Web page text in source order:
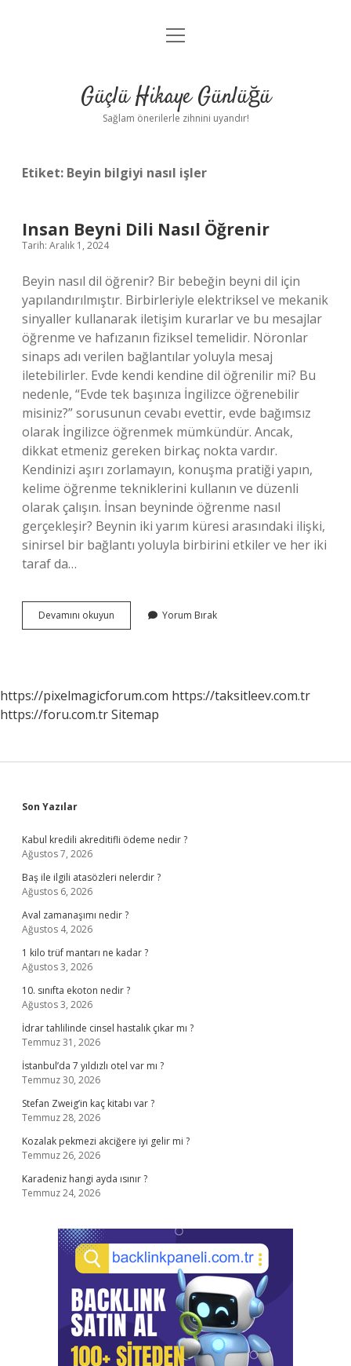
Anasayfa
Yasal Uyarı
menüyü
Güçlü Hikaye Günlüğü
Sağlam önerilerle zihnini uyandır!
Etiket: Beyin bilgiyi nasıl işler
Insan Beyni Dili Nasıl Öğrenir
Tarih: Aralık 1, 2024
Beyin nasıl dil öğrenir? Bir bebeğin beyni dil için
yapılandırılmıştır. Birbirleriyle elektriksel ve mekanik
sinyaller kullanarak iletişim kurarlar ve bu mesajlar
öğrenme ve hafızanın fiziksel temelidir. Nöronlar
sinaps adı verilen bağlantılar yoluyla mesaj
iletebilirler. Evde kendi kendine dil öğrenilir mi? Bu
nedenle, “Evde tek başınıza İngilizce öğrenebilir
misiniz?” sorusunun cevabı evettir, evde bağımsız
olarak İngilizce öğrenmek mümkündür. Ancak,
dikkat etmeniz gereken birkaç nokta vardır.
Kendinizi aşırı zorlamayın, konuşma pratiği yapın,
kelime öğrenme tekniklerini kullanın ve düzenli
olarak çalışın. İnsan beyninde öğrenme nasıl
gerçekleşir? Beynin iki yarım küresi arasındaki ilişki,
sinirsel bir bağlantı yoluyla birbirini etkiler ve her iki
taraf da…
Devamını okuyun
Beyni
Yorum Bırak
https://pixelmagicforum.com https://taksitleev.com.tr
https://foru.com.trSitemap
Sidebar
Son Yazılar
Kabul kredili akreditifli ödeme nedir ?
Ağustos 7, 2026
Baş ile ilgili atasözleri nelerdir ?
Ağustos 6, 2026
Aval zamanaşımı nedir ?
Ağustos 4, 2026
1 kilo trüf mantarı ne kadar ?
Ağustos 3, 2026
10. sınıfta ekoton nedir ?
Ağustos 3, 2026
İdrar tahlilinde cinsel hastalık çıkar mı ?
Temmuz 31, 2026
İstanbul’da 7 yıldızlı otel var mı ?
Temmuz 30, 2026
Stefan Zweig’in kaç kitabı var ?
Temmuz 28, 2026
Kozalak pekmezi akciğere iyi gelir mi ?
Temmuz 26, 2026
Karadeniz hangi ayda ısınır ?
Temmuz 24, 2026